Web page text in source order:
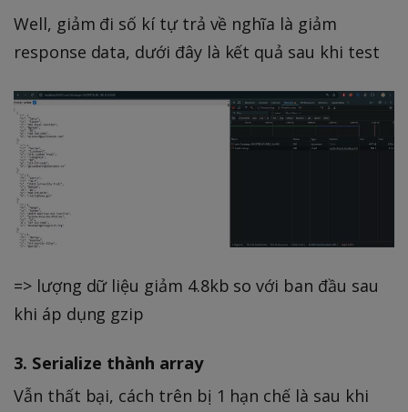
Well, giảm đi số kí tự trả về nghĩa là giảm
response data, dưới đây là kết quả sau khi test
=> lượng dữ liệu giảm 4.8kb so với ban đầu sau
khi áp dụng gzip
3. Serialize thành array
Vẫn thất bại, cách trên bị 1 hạn chế là sau khi